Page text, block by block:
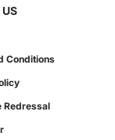
Conditions
Redressal